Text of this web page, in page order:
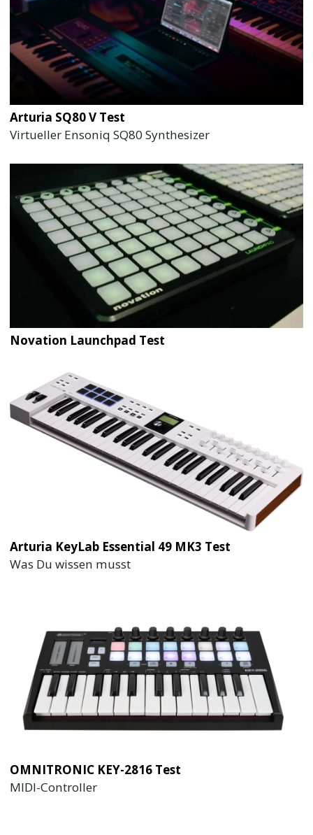
Arturia SQ80 V Test
Virtueller Ensoniq SQ80 Synthesizer
Novation Launchpad Test
Arturia KeyLab Essential 49 MK3 Test
Was Du wissen musst
OMNITRONIC KEY-2816 Test
MIDI-Controller